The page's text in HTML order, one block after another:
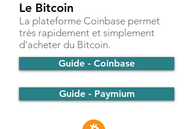
Le Bitcoin
La plateforme Coinbase permet
très rapidement et simplement
d'acheter du Bitcoin.
Guide - Coinbase
Guide - Paymium